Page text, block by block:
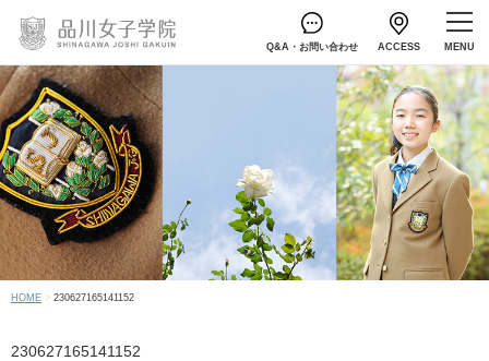
Q&A・お問い合わせ ACCESS
HOME 230627165141152
230627165141152